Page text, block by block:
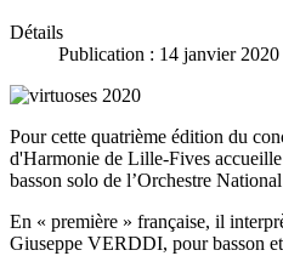
Détails
Publication : 14 janvier 2020
Pour cette quatrième édition du
d'Harmonie de Lille-Fives
basson solo de l’Orchestre
En « première » française, il
Giuseppe VERDDI, pour basson